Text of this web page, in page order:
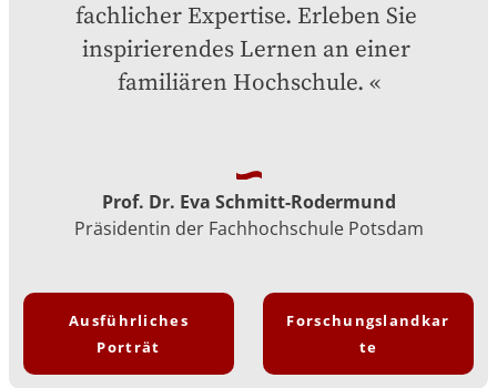
fachlicher Expertise. Erleben Sie
inspirierendes Lernen an einer
familiären Hochschule.
Prof. Dr. Eva Schmitt-Rodermund
Präsidentin der Fachhochschule Potsdam
Ausführliches
Porträt
Forschungslandkar
te